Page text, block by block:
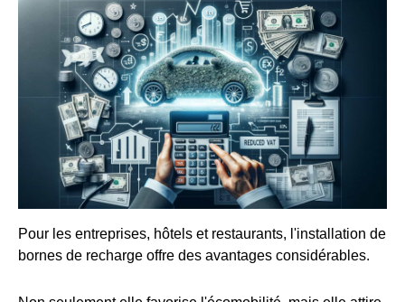
Pour les entreprises, hôtels et restaurants, l'installation de
bornes de recharge offre des avantages considérables.